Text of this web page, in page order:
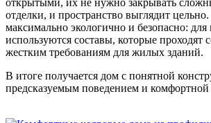
отделки, и пространство выглядит
максимально экологично и безопасно: для
используются составы, которые проходят
жестким требованиям для жилых зданий.
В итоге получается дом с понятной
предсказуемым поведением и